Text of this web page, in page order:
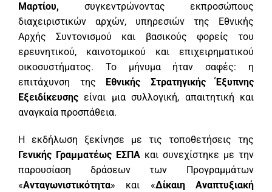
Μαρτίου, συγκεντρώνοντας εκπροσώπους
διαχειριστικών αρχών, υπηρεσιών της Εθνικής
Αρχής Συντονισμού και βασικούς φορείς του
ερευνητικού, καινοτομικού και επιχειρηματικού
οικοσυστήματος. Το μήνυμα ήταν σαφές: η
επιτάχυνση της Εθνικής Στρατηγικής Έξυπνης
Εξειδίκευσης είναι μια συλλογική, απαιτητική και
αναγκαία προσπάθεια.
Η εκδήλωση ξεκίνησε με τις τοποθετήσεις της
Γενικής Γραμματέως ΕΣΠΑ και συνεχίστηκε με την
παρουσίαση δράσεων των Προγραμμάτων
«Ανταγωνιστικότητα» και «Δίκαιη Αναπτυξιακή